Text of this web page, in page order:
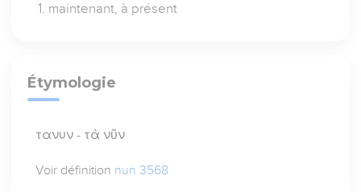
maintenant, à présent
Étymologie
τανυν - τὰ νῦν
Voir définition nun 3568